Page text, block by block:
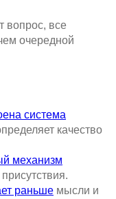
вопрос, все
очередной
система
качество
механизм
раньше мысли и